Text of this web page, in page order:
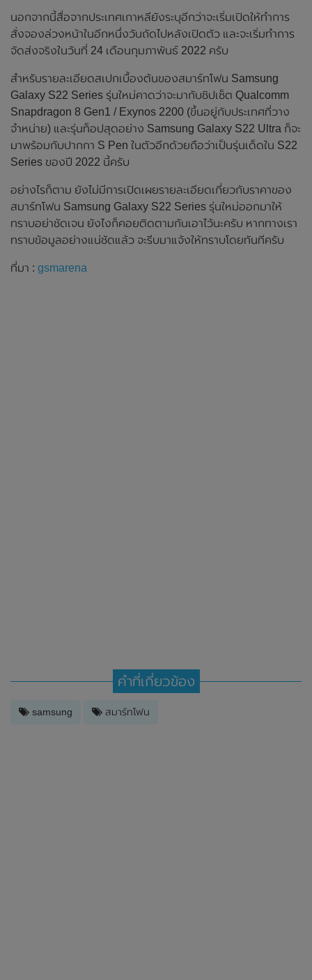
นอกจากนี้สื่อจากประเทศเกาหลียังระบุอีกว่าจะเริ่มเปิดให้ทำการ
สั่งจองล่วงหน้าในอีกหนึ่งวันถัดไปหลังเปิดตัว และจะเริ่มทำการ
จัดส่งจริงในวันที่ 24 เดือนกุมภาพันธ์ 2022 ครับ
สำหรับรายละเอียดสเปกเบื้องต้นของสมาร์ทโฟน Samsung
Galaxy S22 Series รุ่นใหม่คาดว่าจะมากับชิปเซ็ต Qualcomm
Snapdragon 8 Gen1 / Exynos 2200 (ขึ้นอยู่กับประเทศที่วาง
จำหน่าย) และรุ่นท็อปสุดอย่าง Samsung Galaxy S22 Ultra ก็จะ
มาพร้อมกับปากกา S Pen ในตัวอีกด้วยถือว่าเป็นรุ่นเด็ดใน S22
Series ของปี 2022 นี้ครับ
อย่างไรก็ตาม ยังไม่มีการเปิดเผยรายละเอียดเกี่ยวกับราคาของ
สมาร์ทโฟน Samsung Galaxy S22 Series รุ่นใหม่ออกมาให้
ทราบอย่าชัดเจน ยังไงก็คอยติดตามกันเอาไว้นะครับ หากทางเรา
ทราบข้อมูลอย่างแน่ชัดแล้ว จะรีบมาแจ้งให้ทราบโดยทันทีครับ
ที่มา : gsmarena
คำที่เกี่ยวข้อง
samsung สมาร์ทโฟน